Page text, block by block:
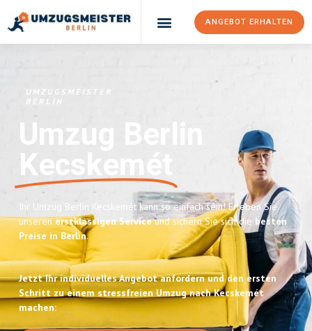
ANGEBOT ERHALTEN
UMZUGSMEISTER
BERLIN
Umzug Berlin
Kecskemét
Ihr Umzug Berlin Kecskemét kann so einfach sein! Erleben Sie
unserenerstklassigen Serviceund sichern Sie sich die besten
Preise in Berlin.
Jetzt Ihr individuelles Angebot anfordern und den ersten
Schritt zu einem stressfreien Umzug nach Kecskemét
machen: